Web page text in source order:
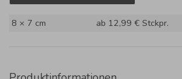
8 × 7 cm ab 12,99 € Stckpr.